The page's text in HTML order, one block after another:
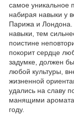
самое уникальное
набирая навыки у
Парижа и
навыки, тем
поистине
покорит сердце
задумке, должен
любой культуры,
жизненной
удались на славу
манящими
году.